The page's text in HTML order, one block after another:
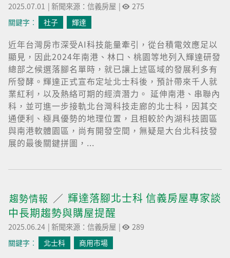
2025.07.01 |新聞來源：信義房屋 | 275
關鍵字︰ 社子 輝達
近年台灣房市深受AI科技能量牽引，從台積電效應足以
顯見，因此2024年南港、林口、桃園等地列入輝達研發
總部之候選落腳名單時，就已讓上述區域的發展利多有
所發酵。輝達正式宣布定址北士科後，預計帶來千人就
業紅利，以及熱絡可期的經濟潛力。 延伸南港、串聯內
科，並可進一步接軌北台灣科技走廊的北士科，因其交
通便利、極具優勢的地理位置，且相較於內湖科技園區
與南港軟體園區，尚有開發空間，無疑是大台北科技發
展的最後關鍵拼圖，...
趨勢情報
輝達落腳北士科 信義房屋專家談
中長期趨勢與購屋提醒
2025.06.24 |新聞來源：信義房屋 | 289
關鍵字︰ 北士科 商用市場